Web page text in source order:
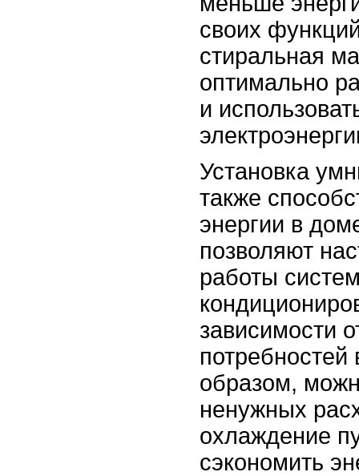
своих
стиральная
оптимально
и
Установка
также
энергии в
позволяют
работы
зависимости
образом,
ненужных
охлаждение
сэкономить